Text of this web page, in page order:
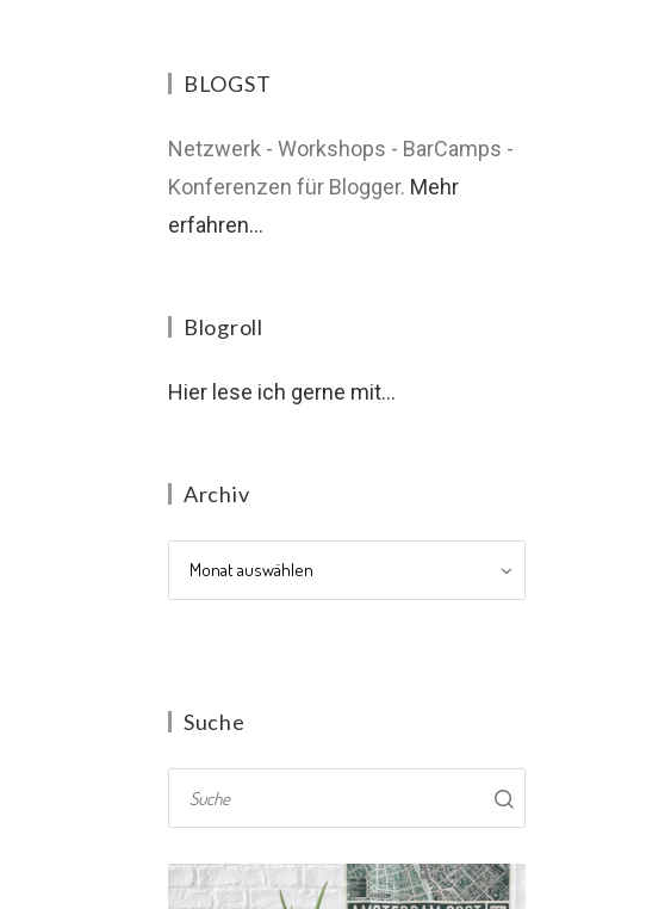
BLOGST
Netzwerk - Workshops - BarCamps -
Konferenzen für Blogger. Mehr
erfahren...
Blogroll
Hier lese ich gerne mit...
Archiv
Archiv
Suche